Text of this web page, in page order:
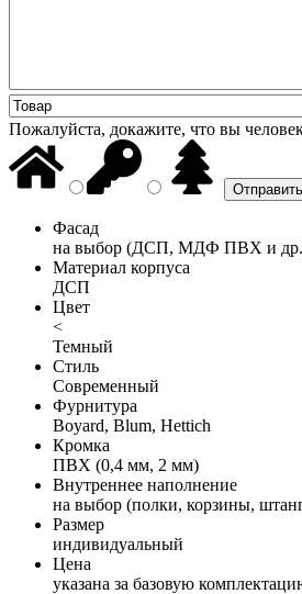
Пожалуйста, докажите, что вы
Фасад
на выбор (ДСП, МДФ ПВХ и
Материал корпуса
ДСП
Цвет
<
Темный
Стиль
Современный
Фурнитура
Boyard, Blum, Hettich
Кромка
ПВХ (0,4 мм, 2 мм)
Внутреннее наполнение
на выбор (полки, корзины,
Размер
индивидуальный
Цена
указана за базовую